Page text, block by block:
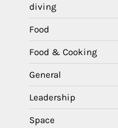
diving
Food
Food & Cooking
General
Leadership
Space